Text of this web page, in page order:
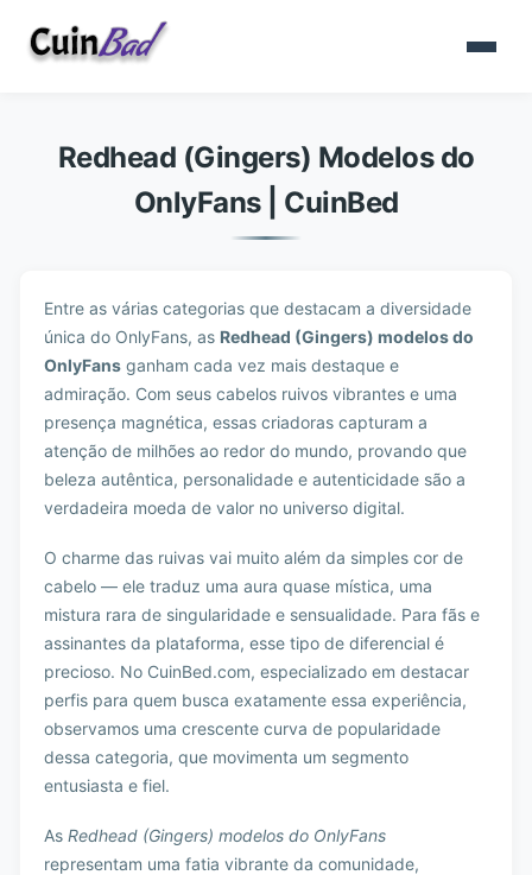
Redhead (Gingers) Modelos do
OnlyFans | CuinBed
Entre as várias categorias que destacam a diversidade
única do OnlyFans, as Redhead (Gingers) modelos do
OnlyFans ganham cada vez mais destaque e
admiração. Com seus cabelos ruivos vibrantes e uma
presença magnética, essas criadoras capturam a
atenção de milhões ao redor do mundo, provando que
beleza autêntica, personalidade e autenticidade são a
verdadeira moeda de valor no universo digital.
O charme das ruivas vai muito além da simples cor de
cabelo — ele traduz uma aura quase mística, uma
mistura rara de singularidade e sensualidade. Para fãs e
assinantes da plataforma, esse tipo de diferencial é
precioso. No CuinBed.com, especializado em destacar
perfis para quem busca exatamente essa experiência,
observamos uma crescente curva de popularidade
dessa categoria, que movimenta um segmento
entusiasta e fiel.
As Redhead (Gingers) modelos do OnlyFans
representam uma fatia vibrante da comunidade,